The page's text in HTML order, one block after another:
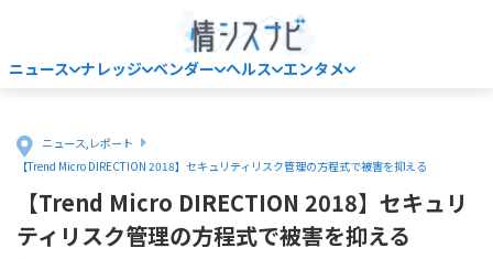
ニュース ナレッジ ベンダー ヘルス エンタメ
Home
ニュース レポート
【Trend Micro DIRECTION 2018】セキュリティリスク管理の方程式で被害を抑える
【Trend Micro DIRECTION 2018】セキュリ
ティリスク管理の方程式で被害を抑える